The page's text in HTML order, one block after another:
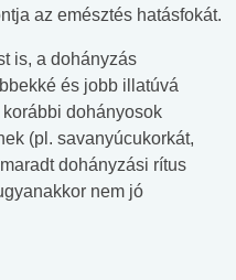
az emésztés hatásfokát.
is, a dohányzás
és jobb illatúvá
dohányosok
(pl. savanyúcukorkát,
dohányzási rítus
nem jó